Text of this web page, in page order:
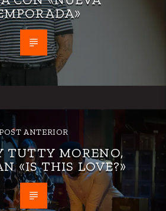
ANTERIOR
TUTTY MORENO,
«IS THIS LOVE?»